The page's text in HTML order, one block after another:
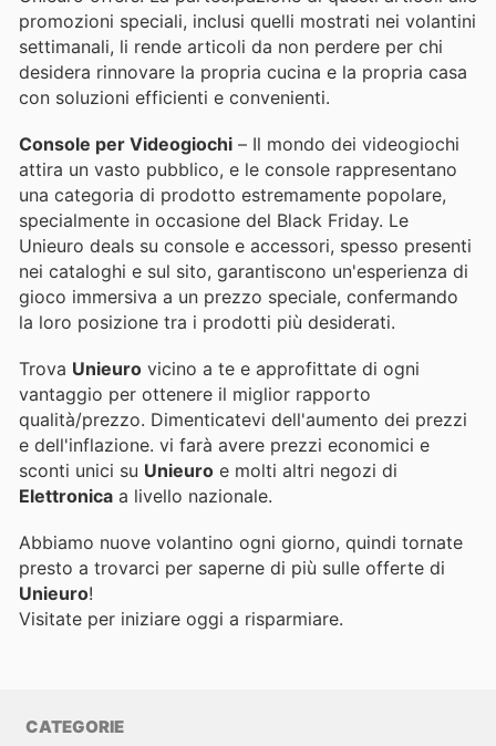
promozioni speciali, inclusi quelli mostrati nei volantini
settimanali, li rende articoli da non perdere per chi
desidera rinnovare la propria cucina e la propria casa
con soluzioni efficienti e convenienti.
Console per Videogiochi – Il mondo dei videogiochi
attira un vasto pubblico, e le console rappresentano
una categoria di prodotto estremamente popolare,
specialmente in occasione del Black Friday. Le
Unieuro deals su console e accessori, spesso presenti
nei cataloghi e sul sito, garantiscono un'esperienza di
gioco immersiva a un prezzo speciale, confermando
la loro posizione tra i prodotti più desiderati.
Trova Unieuro vicino a te e approfittate di ogni
vantaggio per ottenere il miglior rapporto
qualità/prezzo. Dimenticatevi dell'aumento dei prezzi
e dell'inflazione. vi farà avere prezzi economici e
sconti unici su Unieuro e molti altri negozi di
Elettronica a livello nazionale.
Abbiamo nuove volantino ogni giorno, quindi tornate
presto a trovarci per saperne di più sulle offerte di
Unieuro!
Visitate per iniziare oggi a risparmiare.
CATEGORIE